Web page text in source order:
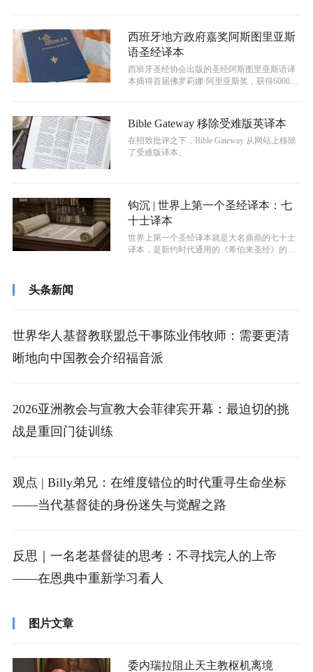
西班牙地方政府嘉奖阿斯图里亚斯
语圣经译本
西班牙圣经协会出版的圣经阿斯图里亚斯语译
本摘得首届佛罗莉娜·阿里亚斯奖，获得6000欧
Bible Gateway 移除受难版英译本
在招致批评之下，Bible Gateway 从网站上移除
了受难版译本。
钩沉 | 世界上第一个圣经译本：七
十士译本
​世界上第一个圣经译本就是大名鼎鼎的七十士
译本，是新约时代通用的《希伯来圣经》的希
头条新闻
世界华人基督教联盟总干事陈业伟牧师：需要更清
晰地向中国教会介绍福音派
2026亚洲教会与宣教大会菲律宾开幕：最迫切的挑
战是重回门徒训练
观点 | Billy弟兄：在维度错位的时代重寻生命坐标
——当代基督徒的身份迷失与觉醒之路
反思｜一名老基督徒的思考：不寻找完人的上帝
——在恩典中重新学习看人
图片文章
委内瑞拉阻止天主教枢机离境